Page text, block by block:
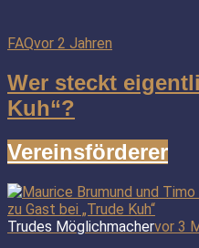
FAQvor 2 Jahren
Wer steckt
Kuh“?
Vereinsförderer
Trudes Möglichmachervor 3